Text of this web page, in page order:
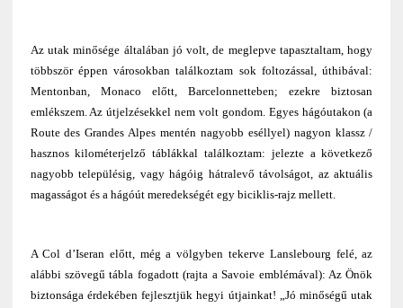
Az utak minősége általában jó volt, de meglepve tapasztaltam, hogy
többször éppen városokban találkoztam sok foltozással, úthibával:
Mentonban, Monaco előtt, Barcelonnetteben; ezekre biztosan
emlékszem. Az útjelzésekkel nem volt gondom. Egyes hágóutakon (a
Route des Grandes Alpes mentén nagyobb eséllyel) nagyon klassz /
hasznos kilométerjelző táblákkal találkoztam: jelezte a következő
nagyobb településig, vagy hágóig hátralevő távolságot, az aktuális
magasságot és a hágóút meredekségét egy biciklis-rajz mellett.
A Col d’Iseran előtt, még a völgyben tekerve Lanslebourg felé, az
alábbi szövegű tábla fogadott (rajta a Savoie emblémával): Az Önök
biztonsága érdekében fejlesztjük hegyi útjainkat! „Jó minőségű utak